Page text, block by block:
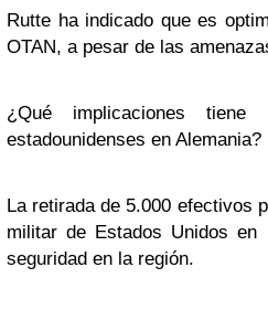
Rutte ha indicado que es
OTAN, a pesar de las
¿Qué implicaciones
estadounidenses en Alemania?
La retirada de 5.000 efectivos
militar de Estados Unidos
seguridad en la región.